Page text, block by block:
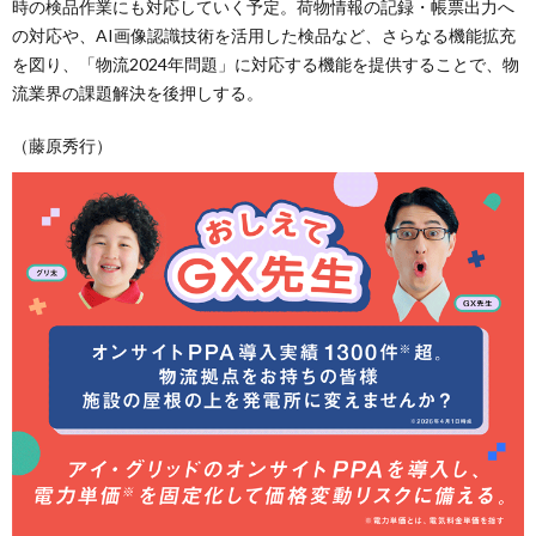
時の検品作業にも対応していく予定。荷物情報の記録・帳票出力へ
の対応や、AI画像認識技術を活用した検品など、さらなる機能拡充
を図り、「物流2024年問題」に対応する機能を提供することで、物
流業界の課題解決を後押しする。
（藤原秀行）